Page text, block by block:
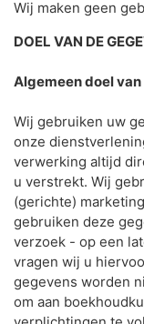
Wij maken geen
DOEL VAN DE
Algemeen doel
Wij gebruiken uw
onze
verwerking altijd
u verstrekt. Wij
(gerichte)
gebruiken deze
verzoek - op een
vragen wij u
gegevens worden
om aan